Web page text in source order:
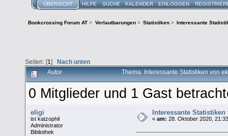
ÜBERSICHT HILFE SUCHE KALENDER EINLOGGEN
Bookcrossing Forum AT > Verlautbarungen> Statistiken> Interessante
Seiten: [1] Nach unten
Autor Thema: Interessante Statistiken von
0 Mitglieder und 1 Gast
eligi
ist katzophil
Administrator
Bibliothek
Interessante
«am: 28. Oktober 2020,